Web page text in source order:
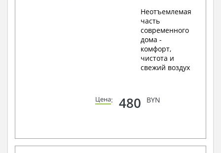
Неотъемлемая
часть
современного
дома -
комфорт,
чистота и
свежий воздух
Цена: 480 BYN